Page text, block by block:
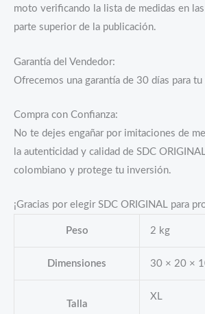
moto verificando la lista de medidas en
parte superior de la publicación.
Garantía del Vendedor:
Ofrecemos una garantía de 30 días para
Compra con Confianza:
No te dejes engañar por imitaciones de
la autenticidad y calidad de SDC
colombiano y protege tu inversión.
¡Gracias por elegir SDC ORIGINAL para
Peso 2 kg
Dimensiones 30 × 20 ×
Talla
XL